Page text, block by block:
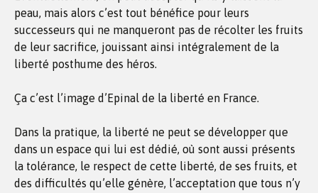
peau, mais alors c’est tout bénéfice pour leurs
successeurs qui ne manqueront pas de récolter les fruits
de leur sacrifice, jouissant ainsi intégralement de la
liberté posthume des héros.
Ça c’est l’image d’Epinal de la liberté en France.
Dans la pratique, la liberté ne peut se développer que
dans un espace qui lui est dédié, où sont aussi présents
la tolérance, le respect de cette liberté, de ses fruits, et
des difficultés qu’elle génère, l’acceptation que tous n’y